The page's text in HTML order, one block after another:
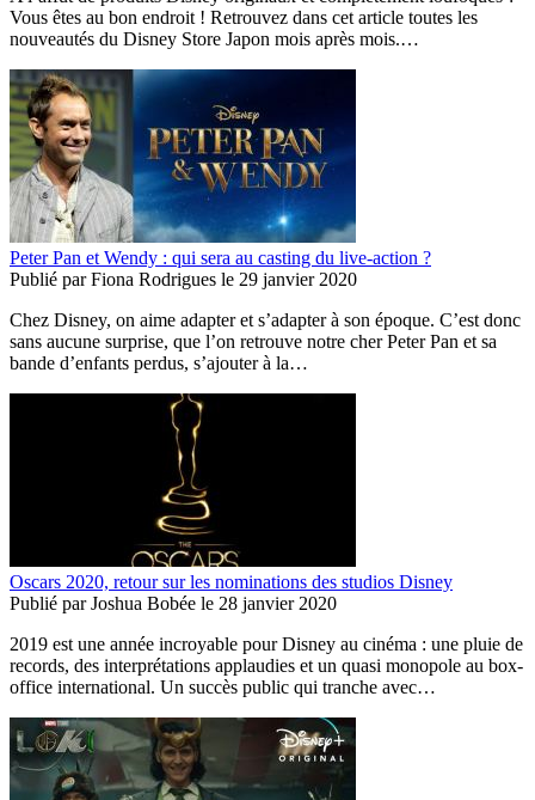
Vous êtes au bon endroit ! Retrouvez dans cet article toutes les
nouveautés du Disney Store Japon mois après mois.…
Peter Pan et Wendy : qui sera au casting du live-action ?
Publié parFiona Rodrigues le 29 janvier 2020
Chez Disney, on aime adapter et s’adapter à son époque. C’est donc
sans aucune surprise, que l’on retrouve notre cher Peter Pan et sa
bande d’enfants perdus, s’ajouter à la…
Oscars 2020, retour sur les nominations des studios Disney
Publié parJoshua Bobée le 28 janvier 2020
2019 est une année incroyable pour Disney au cinéma : une pluie de
records, des interprétations applaudies et un quasi monopole au box-
office international. Un succès public qui tranche avec…